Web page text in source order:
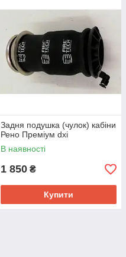
Задня подушка (чулок) кабіни
Рено Преміум dxi
В наявності
1 850 ₴
Купити